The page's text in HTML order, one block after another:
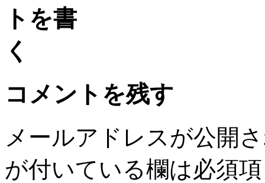
コメントを残す
メールアドレスが公開
が付いている欄は必須